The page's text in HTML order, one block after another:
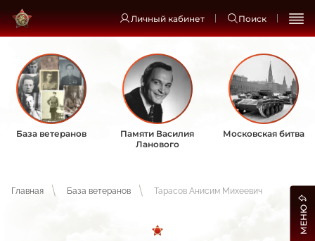
Личный кабинет Поиск
База ветеранов
Памяти Василия
Ланового
Московская битва
Главная База ветеранов Тарасов Анисим Михеевич
МЕНЮ